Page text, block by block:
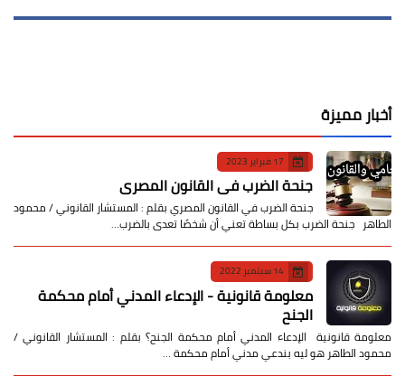
أخبار مميزة
17 فبراير 2023
جنحة الضرب في القانون المصري
جنحة الضرب في القانون المصري بقلم : المستشار القانوني / محمود
الطاهر جنحة الضرب بكل بساطة تعني أن شخصًا تعدى بالضرب…
14 سبتمبر 2022
معلومة قانونية - الإدعاء المدني أمام محكمة
الجنح
معلومة قانونية الإدعاء المدني أمام محكمة الجنح؟ بقلم : المستشار القانوني /
محمود الطاهر هو ليه بندعي مدني أمام محكمة …